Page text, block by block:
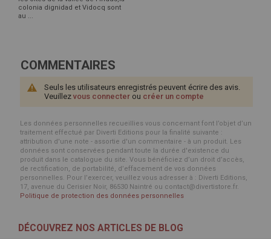
colonia dignidad et Vidocq sont
au ...
COMMENTAIRES
Seuls les utilisateurs enregistrés peuvent écrire des avis.
Veuillez vous connecter ou créer un compte
Les données personnelles recueillies vous concernant font l’objet d’un
traitement effectué par Diverti Editions pour la finalité suivante :
attribution d'une note - assortie d'un commentaire - à un produit. Les
données sont conservées pendant toute la durée d'existence du
produit dans le catalogue du site. Vous bénéficiez d’un droit d’accès,
de rectification, de portabilité, d’effacement de vos données
personnelles. Pour l’exercer, veuillez vous adresser à : Diverti Editions,
17, avenue du Cerisier Noir, 86530 Naintré ou contact@divertistore.fr.
Politique de protection des données personnelles
DÉCOUVREZ NOS ARTICLES DE BLOG